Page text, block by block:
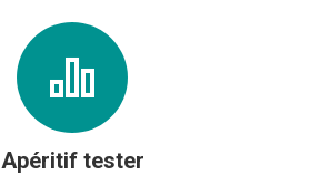
Apéritif tester